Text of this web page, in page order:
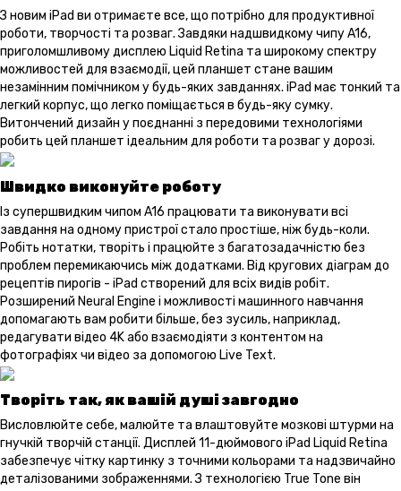
З новим iPad ви отримаєте все, що потрібно для продуктивної
роботи, творчості та розваг. Завдяки надшвидкому чипу A16,
приголомшливому дисплею Liquid Retina та широкому спектру
можливостей для взаємодії, цей планшет стане вашим
незамінним помічником у будь-яких завданнях. iPad має тонкий та
легкий корпус, що легко поміщається в будь-яку сумку.
Витончений дизайн у поєднанні з передовими технологіями
робить цей планшет ідеальним для роботи та розваг у дорозі.
Швидко виконуйте роботу
Із супершвидким чипом A16 працювати та виконувати всі
завдання на одному пристрої стало простіше, ніж будь-коли.
Робіть нотатки, творіть і працюйте з багатозадачністю без
проблем перемикаючись між додатками. Від кругових діаграм до
рецептів пирогів - iPad створений для всіх видів робіт.
Розширений Neural Engine і можливості машинного навчання
допомагають вам робити більше, без зусиль, наприклад,
редагувати відео 4K або взаємодіяти з контентом на
фотографіях чи відео за допомогою Live Text.
Творіть так, як вашій душі завгодно
Висловлюйте себе, малюйте та влаштовуйте мозкові штурми на
гнучкій творчій станції. Дисплей 11-дюймового iPad Liquid Retina
забезпечує чітку картинку з точними кольорами та надзвичайно
деталізованими зображеннями. З технологією True Tone він